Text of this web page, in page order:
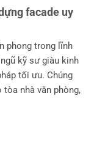
facade uy
phong trong lĩnh
kỹ sư giàu kinh
tối ưu. Chúng
nhà văn phòng,